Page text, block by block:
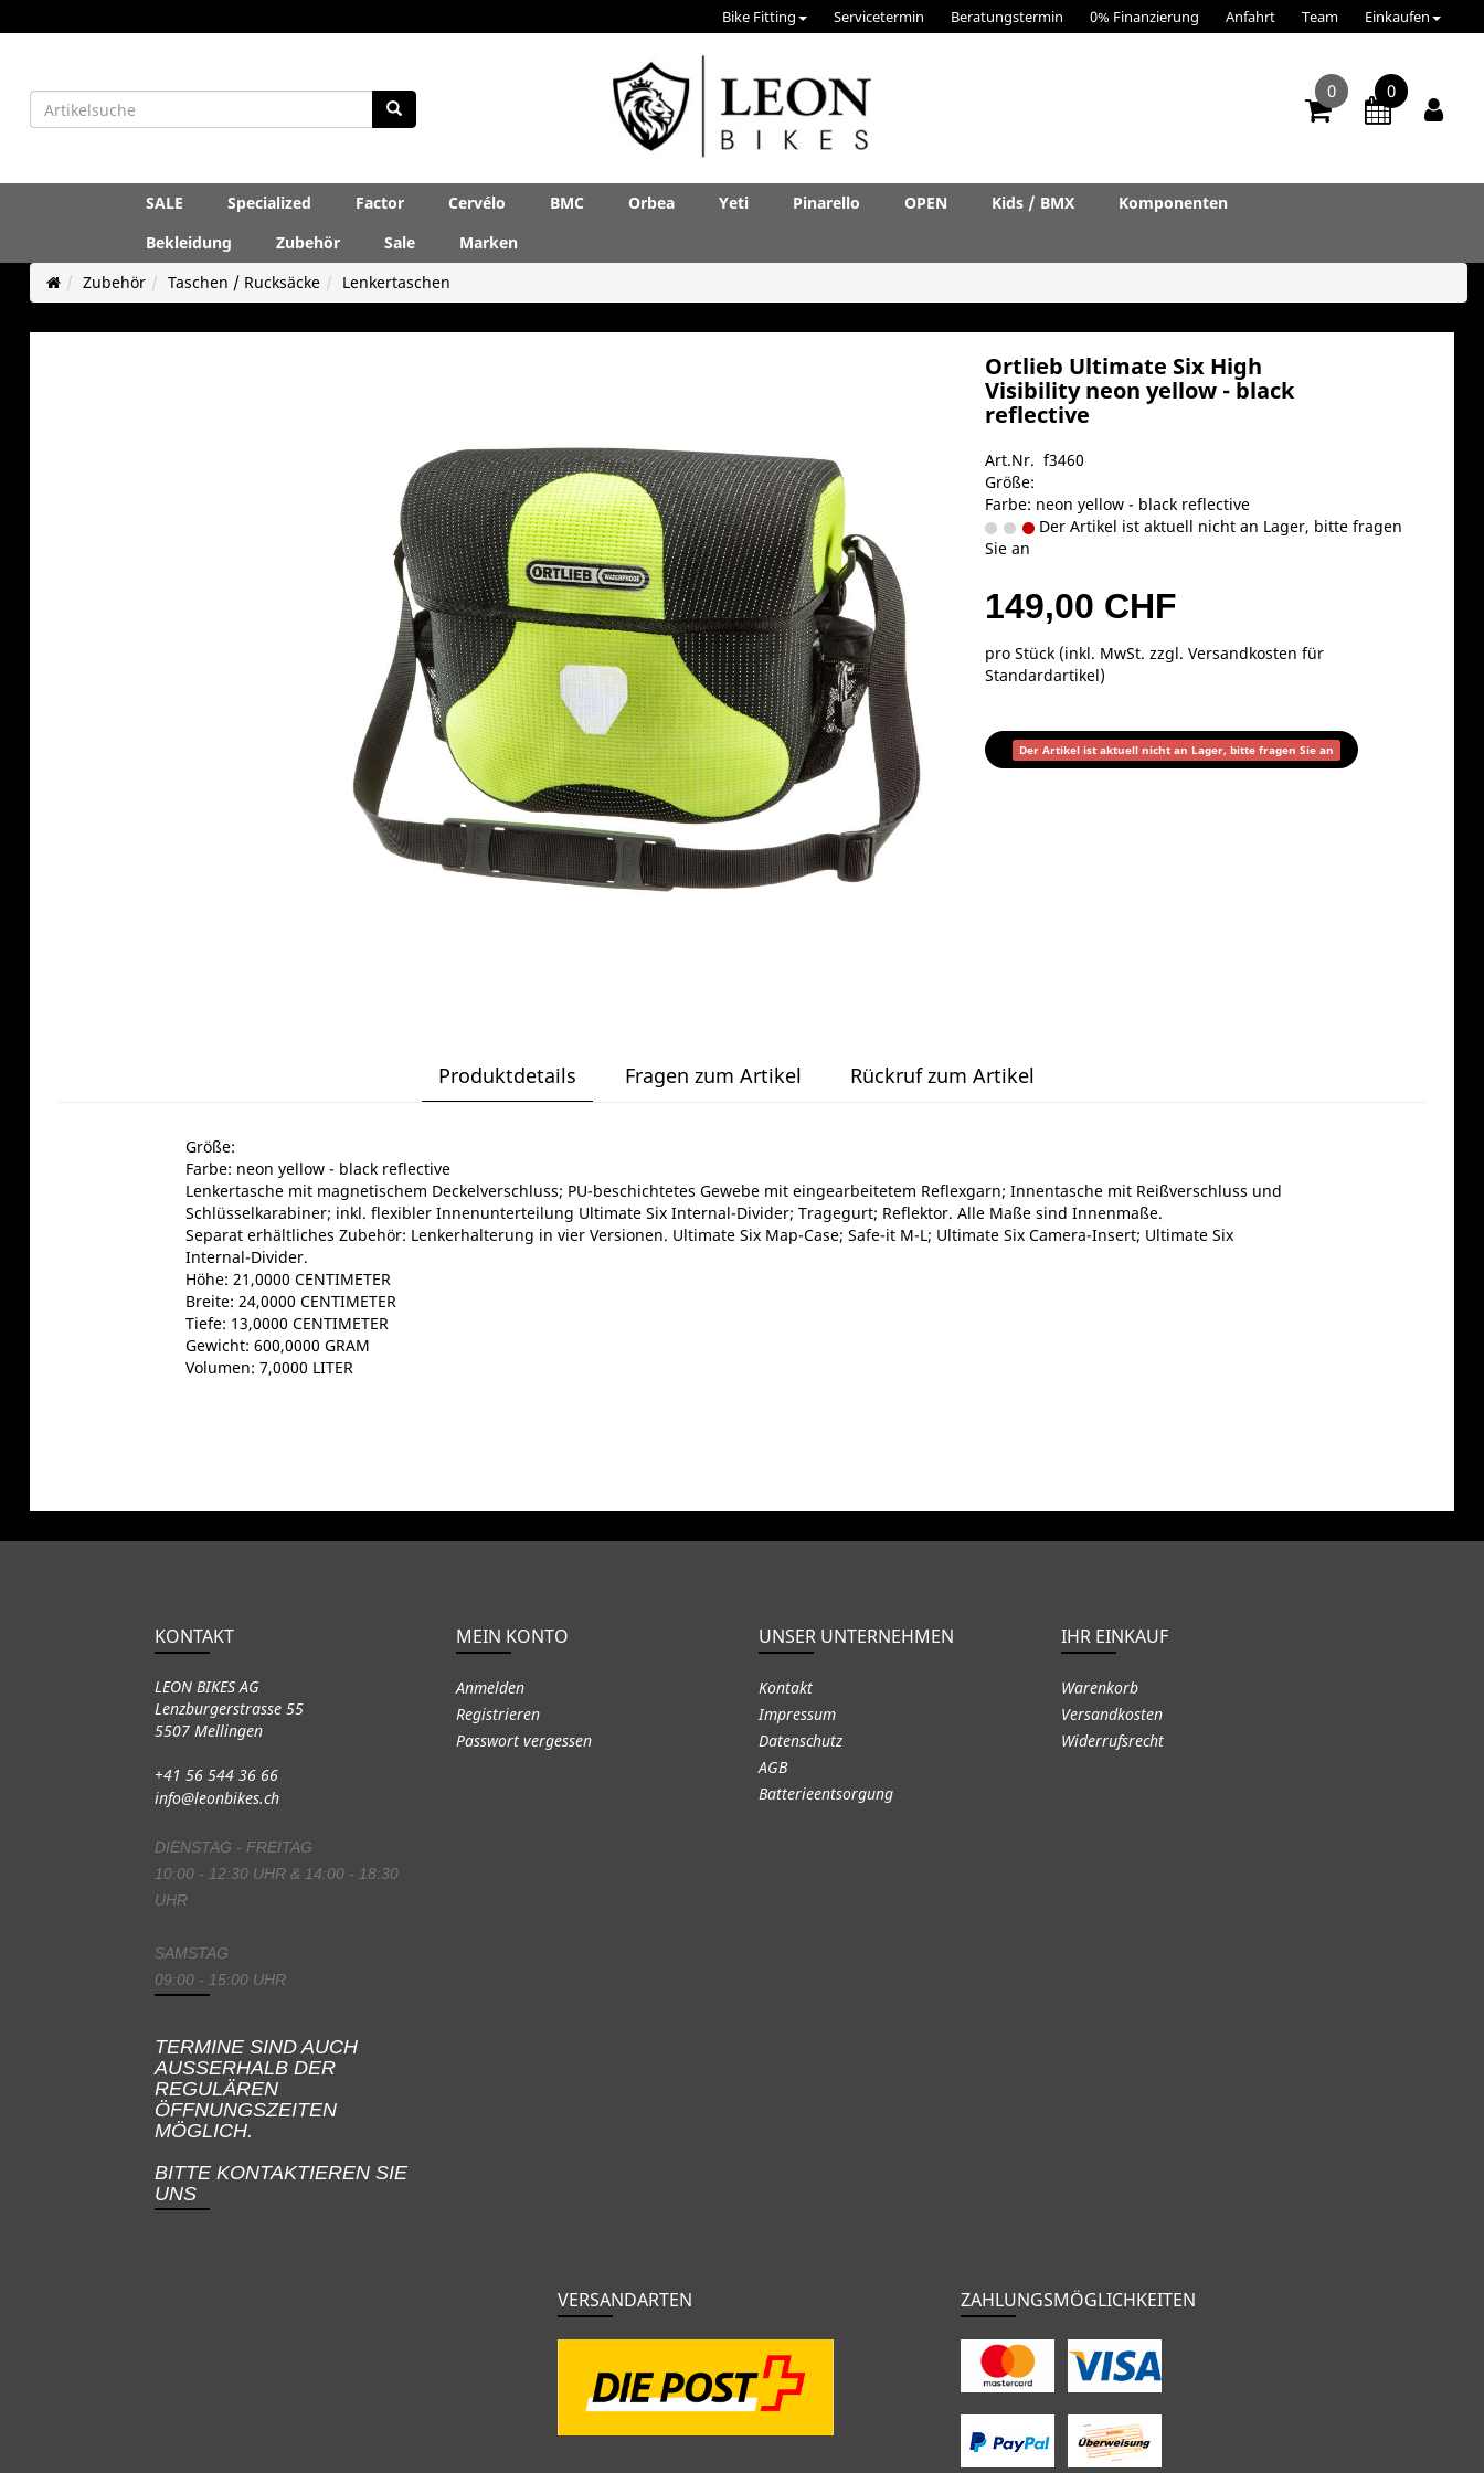
Bike Fitting Servicetermin Beratungstermin 0% Finanzierung Anfahrt Team Einkaufen
0 0
SALE Specialized Factor Cervélo BMC Orbea Yeti Pinarello OPEN Kids / BMX
Komponenten
Bekleidung
Zubehör Sale
Marken
Zubehör
Taschen / Rucksäcke Lenkertaschen
Ortlieb Ultimate Six High
Visibility neon yellow - black
reflective
Art.Nr. f3460
Größe:
Farbe: neon yellow - black reflective
Der Artikel ist aktuell nicht an Lager, bitte fragen
Sie an
149,00 CHF
pro Stück (inkl. MwSt. zzgl.Versandkosten für
Standardartikel)
Der Artikel ist aktuell nicht an Lager, bitte fragen Sie an
Produktdetails Fragen zum Artikel Rückruf zum Artikel
Größe:
Farbe: neon yellow - black reflective
Lenkertasche mit magnetischem Deckelverschluss; PU-beschichtetes Gewebe mit eingearbeitetem Reflexgarn; Innentasche mit Reißverschluss und
Schlüsselkarabiner; inkl. flexibler Innenunterteilung Ultimate Six Internal-Divider; Tragegurt; Reflektor. Alle Maße sind Innenmaße.
Separat erhältliches Zubehör: Lenkerhalterung in vier Versionen. Ultimate Six Map-Case; Safe-it M-L; Ultimate Six Camera-Insert; Ultimate Six
Internal-Divider.
Höhe: 21,0000 CENTIMETER
Breite: 24,0000 CENTIMETER
Tiefe: 13,0000 CENTIMETER
Gewicht: 600,0000 GRAM
Volumen: 7,0000 LITER
KONTAKT
LEON BIKES AG
Lenzburgerstrasse 55
5507 Mellingen
+41 56 544 36 66
info@leonbikes.ch
DIENSTAG - FREITAG
10:00 - 12:30 UHR & 14:00 - 18:30
UHR
SAMSTAG
09:00 - 15:00 UHR
TERMINE SIND AUCH
AUSSERHALB DER
REGULÄREN
ÖFFNUNGSZEITEN
MÖGLICH.
BITTE KONTAKTIEREN SIE
UNS
MEIN KONTO
Anmelden
Registrieren
Passwort vergessen
UNSER UNTERNEHMEN
Kontakt
Impressum
Datenschutz
AGB
Batterieentsorgung
IHR EINKAUF
Warenkorb
Versandkosten
Widerrufsrecht
VERSANDARTEN ZAHLUNGSMÖGLICHKEITEN